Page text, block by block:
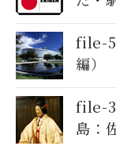
file-
編）
file-
島：